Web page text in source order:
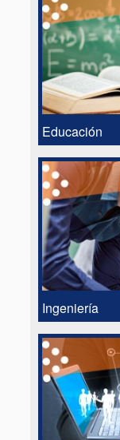
Educación
Ingeniería